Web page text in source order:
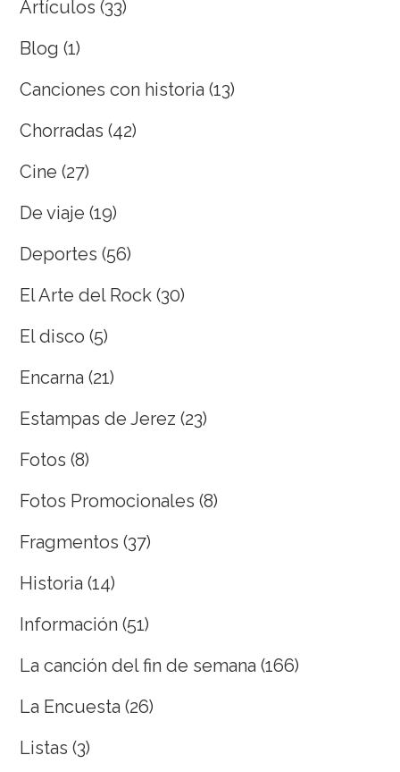
Artículos (33)
Blog (1)
Canciones con historia (13)
Chorradas (42)
Cine (27)
De viaje (19)
Deportes (56)
El Arte del Rock (30)
El disco (5)
Encarna (21)
Estampas de Jerez (23)
Fotos (8)
Fotos Promocionales (8)
Fragmentos (37)
Historia (14)
Información (51)
La canción del fin de semana (166)
La Encuesta (26)
Listas (3)